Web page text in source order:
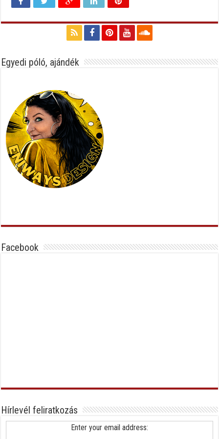
Egyedi póló, ajándék
Facebook
Hírlevél feliratkozás
Enter your email address: